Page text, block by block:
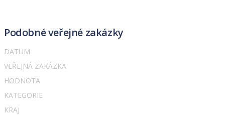
Podobné veřejné zakázky
DATUM
VEŘEJNÁ ZAKÁZKA
HODNOTA
KATEGORIE
KRAJ